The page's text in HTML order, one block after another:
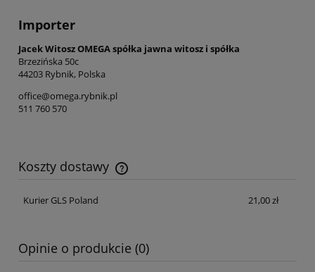
Importer
Jacek Witosz OMEGA spółka jawna witosz i spółka
Brzezińska 50c
44203 Rybnik, Polska
office@omega.rybnik.pl
511 760 570
Koszty dostawy
Cena nie zawiera ewentualnych kosztów płatności
Kurier GLS Poland
21,00 zł
Opinie o produkcie (0)